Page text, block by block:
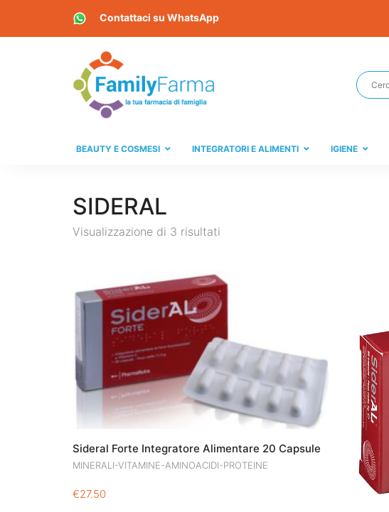
Contattaci su WhatsApp
BEAUTY E COSMESI INTEGRATORI E ALIMENTI IGIENE
SIDERAL
Visualizzazione di 3 risultati
Sideral Forte Integratore Alimentare 20 Capsule
MINERALI-VITAMINE-AMINOACIDI-PROTEINE
€27.50